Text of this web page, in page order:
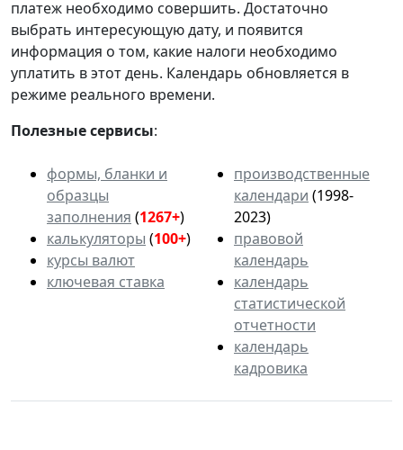
платеж необходимо совершить. Достаточно
выбрать интересующую дату, и появится
информация о том, какие налоги необходимо
уплатить в этот день. Календарь обновляется в
режиме реального времени.
Полезные сервисы:
формы, бланки и
образцы
заполнения (1267+)
калькуляторы (100+)
курсы валют
ключевая ставка
производственные
календари (1998-
2023)
правовой
календарь
календарь
статистической
отчетности
календарь
кадровика